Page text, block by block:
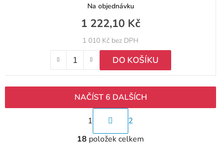
Na objednávku
1 010 Kč bez DPH
1 222,10 Kč
DO KOŠÍKU
O
NAČÍST 6 DALŠÍCH
S
t
r
1
2
18 položek celkem